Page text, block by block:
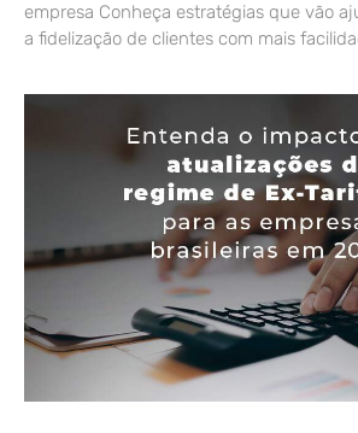
empresa Conheça estratégias que vão
a fidelização de clientes com mais